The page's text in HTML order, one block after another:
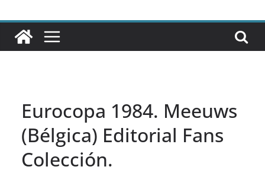
Eurocopa 1984. Meeuws
(Bélgica) Editorial Fans
Colección.